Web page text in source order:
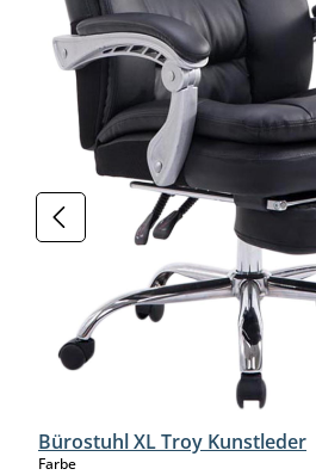
Bürostuhl XL Troy Kunstleder
Farbeauswählen